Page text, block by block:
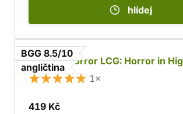
hlídej
BGG 8.5/10
angličtina
Arkham Horror LCG: Horror in
1×
419 Kč